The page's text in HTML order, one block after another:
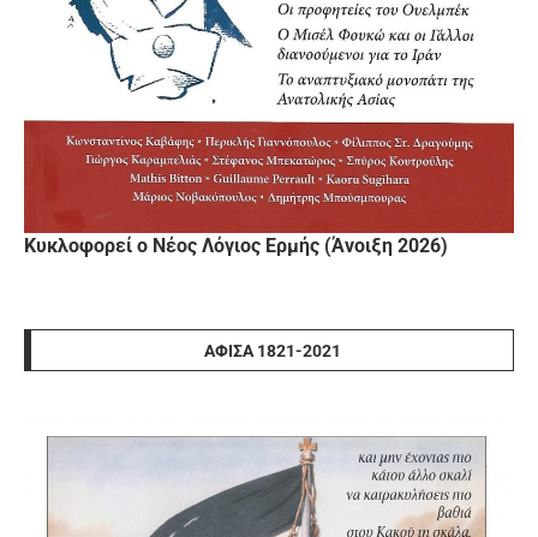
Κυκλοφορεί ο Νέος Λόγιος Ερμής (Άνοιξη 2026)
ΑΦΊΣΑ 1821-2021